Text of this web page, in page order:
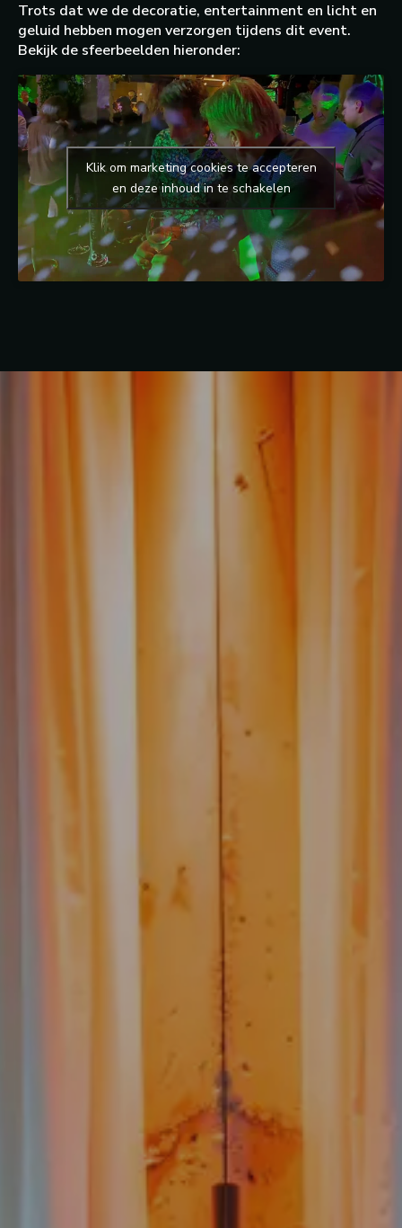
Trots dat we de decoratie, entertainment en licht en
geluid hebben mogen verzorgen tijdens dit event.
Bekijk de sfeerbeelden hieronder:
Klik om marketing cookies te accepteren
en deze inhoud in te schakelen